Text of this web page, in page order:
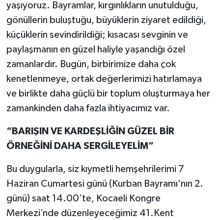
yaşıyoruz. Bayramlar, kırgınlıkların unutulduğu,
gönüllerin buluştuğu, büyüklerin ziyaret edildiği,
küçüklerin sevindirildiği; kısacası sevginin ve
paylaşmanın en güzel haliyle yaşandığı özel
zamanlardır. Bugün, birbirimize daha çok
kenetlenmeye, ortak değerlerimizi hatırlamaya
ve birlikte daha güçlü bir toplum oluşturmaya her
zamankinden daha fazla ihtiyacımız var.
“BARIŞIN VE KARDEŞLİĞİN GÜZEL BİR
ÖRNEĞİNİ DAHA SERGİLEYELİM”
Bu duygularla, siz kıymetli hemşehrilerimi 7
Haziran Cumartesi günü (Kurban Bayramı'nın 2.
günü) saat 14.00’te, Kocaeli Kongre
Merkezi’nde düzenleyeceğimiz 41.Kent